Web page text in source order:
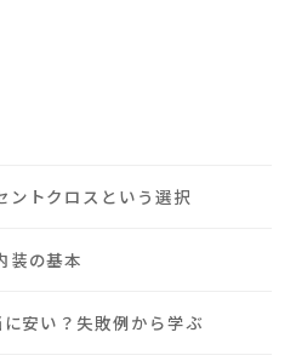
ントクロスという選択
装の基本
安い？失敗例から学ぶ